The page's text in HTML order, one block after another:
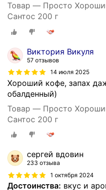
Товар — Просто
Сантос 200 г
Виктория Викуля
57 отзывов
14 июля 2025
Хороший кофе, запах
обалденный)
Товар — Просто
Сантос 200 г
сергей вдовин
233 отзыва
1 октября 2024
Достоинства: вкус и